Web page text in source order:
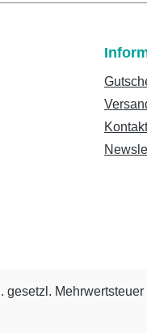
Kontakt
gesetzl. Mehrwertsteuer